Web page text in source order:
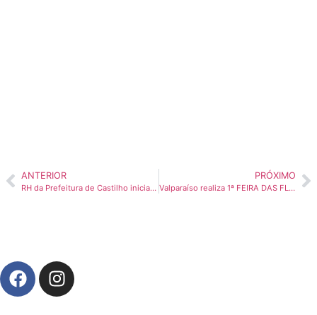
ANTERIOR
RH da Prefeitura de Castilho inicia divulgação oficial do cadastro prévio para futuro PDV
PRÓXIMO
Valparaíso realiza 1ª FEIRA DAS FLORES para impulsionar comércio e valorizar o paisagismo